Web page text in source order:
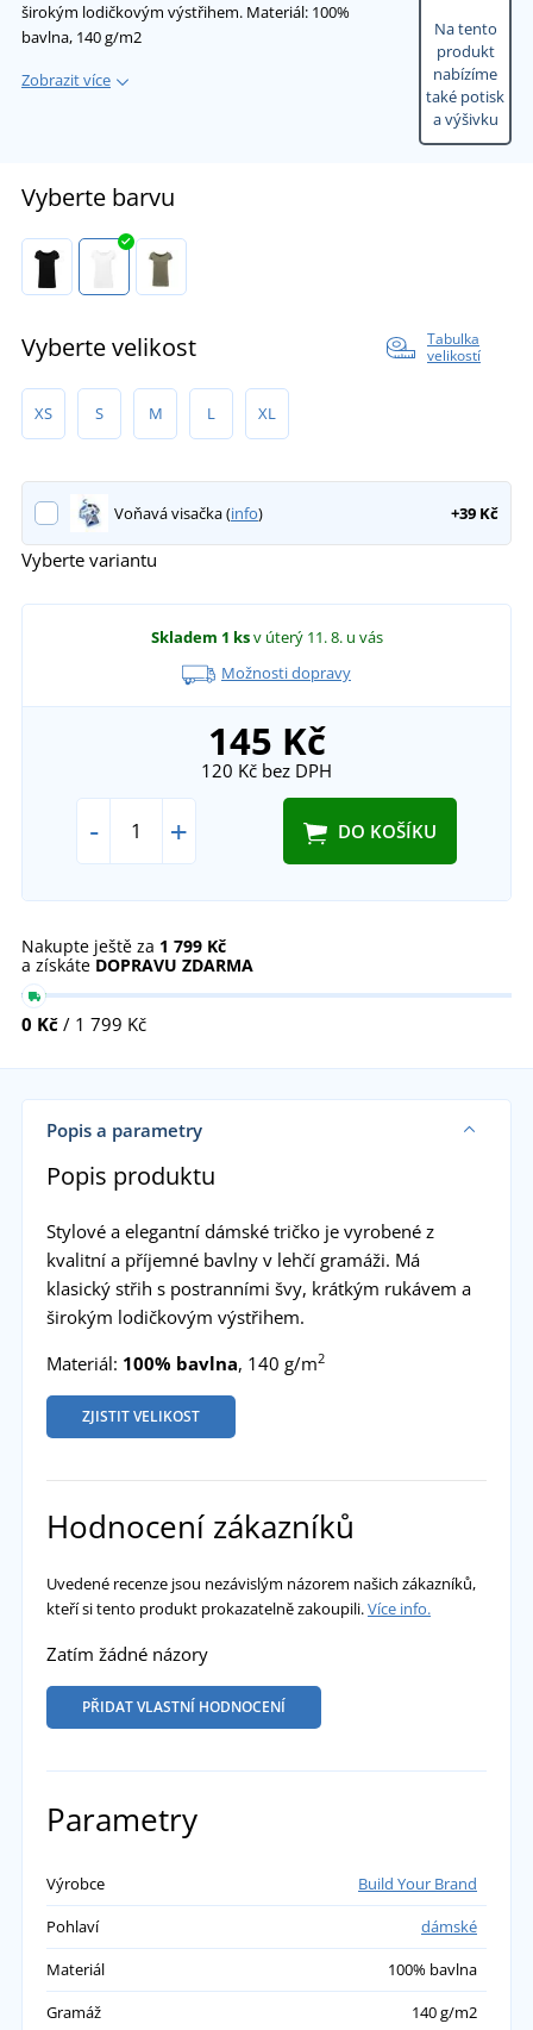
širokým lodičkovým výstřihem. Materiál: 100%
bavlna, 140 g/m2
Zobrazit více
Na tento
produkt
nabízíme
také potisk
a výšivku
Vyberte barvu
Vyberte velikost
Tabulka
velikostí
XS S M L XL
Voňavá visačka (info) +39 Kč
Vyberte variantu
Skladem 1 ksv úterý 11. 8. u vás
Možnosti dopravy
145 Kč
120 Kč bez DPH
- + DO KOŠÍKU
Nakupte ještě za 1 799 Kč
a získáte DOPRAVU ZDARMA
0 Kč / 1 799 Kč
Popis a parametry
Popis produktu
Stylové a elegantní dámské tričko je vyrobené z
kvalitní a příjemné bavlny v lehčí gramáži. Má
klasický střih s postranními švy, krátkým rukávem a
širokým lodičkovým výstřihem.
Materiál: 100% bavlna, 140 g/m2
ZJISTIT VELIKOST
Hodnocení zákazníků
Uvedené recenze jsou nezávislým názorem našich zákazníků,
kteří si tento produkt prokazatelně zakoupili.Více info.
Zatím žádné názory
PŘIDAT VLASTNÍ HODNOCENÍ
Parametry
Výrobce
Build Your Brand
Pohlaví
dámské
Materiál
100% bavlna
Gramáž
140 g/m2